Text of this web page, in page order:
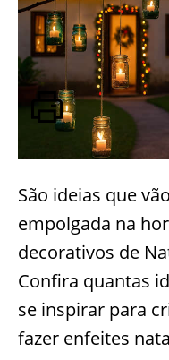
São ideias que
empolgada na
decorativos de
Confira quantas
se inspirar para
fazer enfeites